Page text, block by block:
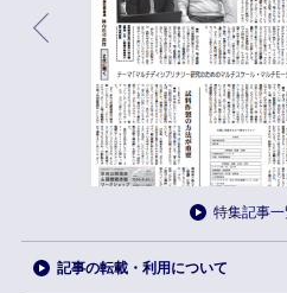
特集記事
記事の転載・利用について